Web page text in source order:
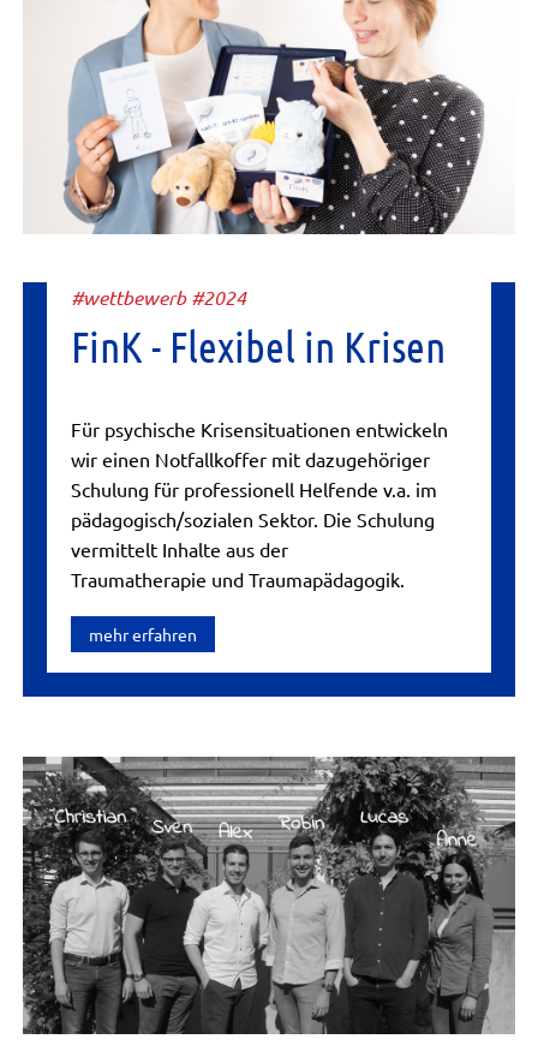
#wettbewerb #2024
FinK - Flexibel in Krisen
Für psychische Krisensituationen entwickeln
wir einen Notfallkoffer mit dazugehöriger
Schulung für professionell Helfende v.a. im
pädagogisch/sozialen Sektor. Die Schulung
vermittelt Inhalte aus der
Traumatherapie und Traumapädagogik.
mehr erfahren